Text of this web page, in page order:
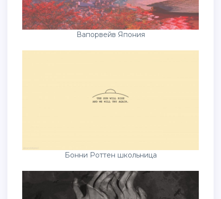
Вапорвейв Япония
Бонни Роттен школьница